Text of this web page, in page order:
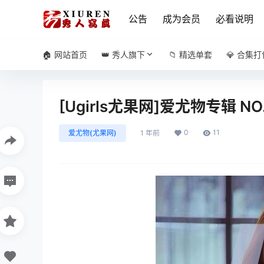
公告 成为会员 必看说明
🏠 网站首页 👑 秀人旗下 📁 精选单套 💎 合集打
[Ugirls尤果网]爱尤物专辑
爱尤物(尤果网) 1 年前 0 11